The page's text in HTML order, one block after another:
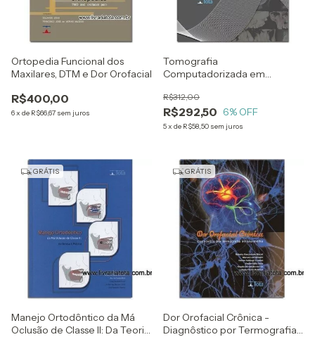
Ortopedia Funcional dos
Maxilares, DTM e Dor Orofacial
R$400,00
6x de R$66,67 sem juros
Tomografia
Computadorizada em
R$292,50
R$312,00
6% OFF
5x de R$58,50 sem juros
GRÁTIS
Manejo Ortodôntico da Má
Oclusão de Classe II: Da Teoria
GRÁTIS
Dor Orofacial Crônica -
Diagnôstico por Termografia